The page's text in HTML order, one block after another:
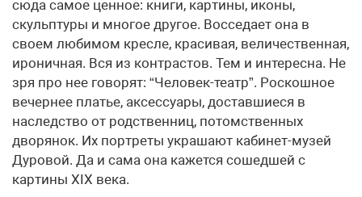
сюда самое ценное: книги, картины, иконы,
скульптуры и многое другое. Восседает она в
своем любимом кресле, красивая, величественная,
ироничная. Вся из контрастов. Тем и интересна. Не
зря про нее говорят: “Человек-театр”. Роскошное
вечернее платье, аксессуары, доставшиеся в
наследство от родственниц, потомственных
дворянок. Их портреты украшают кабинет-музей
Дуровой. Да и сама она кажется сошедшей с
картины ХIХ века.